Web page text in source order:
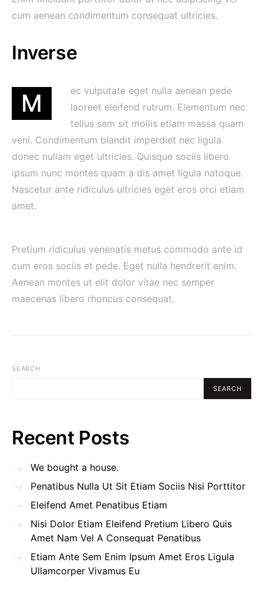
cum aenean condimentum consequat ultricies.
Inverse
M
ec vulputate eget nulla aenean pede
laoreet eleifend rutrum. Elementum nec
tellus sem sit mollis etiam massa quam
veni. Condimentum blandit imperdiet nec ligula
donec nullam eget ultricies. Quisque sociis libero
ipsum nunc montes quam a dis amet ligula natoque.
Nascetur ante ridiculus ultricies eget eros orci etiam
amet.
Pretium ridiculus venenatis metus commodo ante id
cum eros sociis et pede. Eget nulla hendrerit enim.
Aenean montes ut elit dolor vitae nec semper
maecenas libero rhoncus consequat.
SEARCH
SEARCH
Recent Posts
We bought a house.
Penatibus Nulla Ut Sit Etiam Sociis Nisi Porttitor
Eleifend Amet Penatibus Etiam
Nisi Dolor Etiam Eleifend Pretium Libero Quis
Amet Nam Vel A Consequat Penatibus
Etiam Ante Sem Enim Ipsum Amet Eros Ligula
Ullamcorper Vivamus Eu